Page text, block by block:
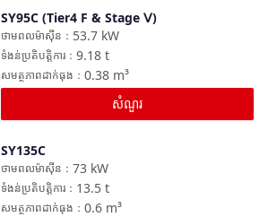
SY95C (Tier4 F & Stage Ⅴ)
53.7 kW
ថាមពលម៉ាស៊ីន ：
9.18 t
ទំងន់ប្រតិបត្តិការ ：
0.38 m³
សមត្ថភាពដាក់ធុង ：
សំណួរ
SY135C
73 kW
ថាមពលម៉ាស៊ីន ：
13.5 t
ទំងន់ប្រតិបត្តិការ ：
0.6 m³
សមត្ថភាពដាក់ធុង ：